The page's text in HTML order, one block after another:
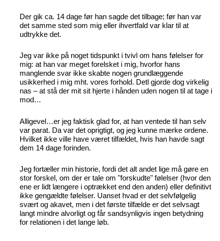
Der gik ca. 14 dage før han sagde det tilbage; før han var
det samme sted som mig eller ihvertfald var klar til at
udtrykke det.
Jeg var ikke på noget tidspunkt i tvivl om hans følelser for
mig: at han var meget forelsket i mig, hvorfor hans
manglende svar ikke skabte nogen grundlæggende
usikkerhed i mig mht. vores forhold. Detl gjorde dog virkelig
nas – at stå der mit sit hjerte i hånden uden nogen til at tage i
mod…
Alligevel…er jeg faktisk glad for, at han ventede til han selv
var parat. Da var det oprigtigt, og jeg kunne mærke ordene.
Hvilket ikke ville have været tilfældet, hvis han havde sagt
dem 14 dage forinden.
Jeg fortæller min historie, fordi det alt andet lige må gøre en
stor forskel, om der er tale om "forskudte" følelser (hvor den
ene er lidt længere i optrækket end den anden) eller definitivt
ikke gengældte følelser. Uanset hvad er det selvfølgelig
svært og akavet, men i det første tilfælde er det selvsagt
langt mindre alvorligt og får sandsynligvis ingen betydning
for relationen i det lange løb.